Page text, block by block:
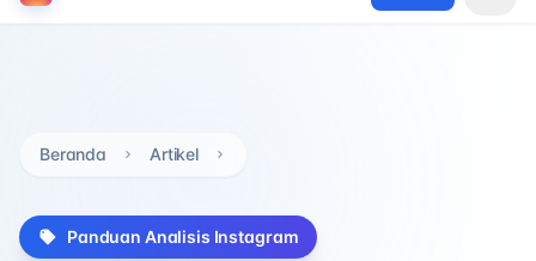
Beranda Artikel
Panduan Analisis Instagram